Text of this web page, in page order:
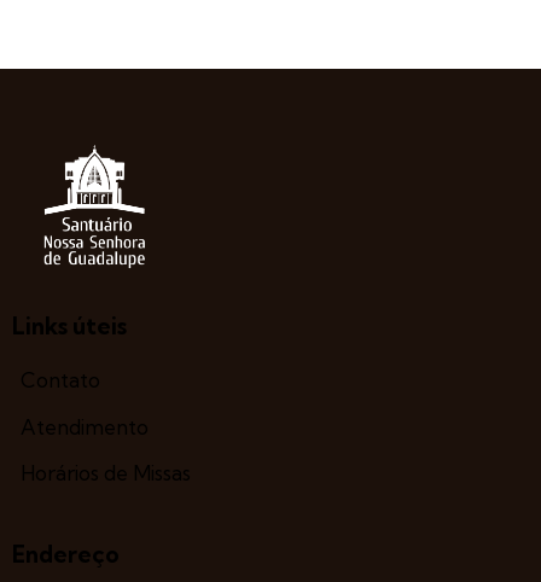
Links úteis
Contato
Atendimento
Horários de Missas
Endereço